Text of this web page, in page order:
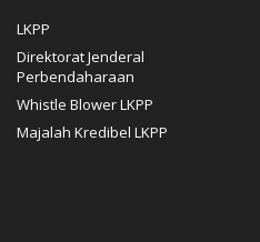
LKPP
Direktorat Jenderal
Perbendaharaan
Whistle Blower LKPP
Majalah Kredibel LKPP